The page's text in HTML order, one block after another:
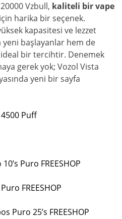
Vzbull, kaliteli bir vape
harika bir seçenek.
kapasitesi ve lezzet
başlayanlar hem de
ideal bir tercihtir. Denemek
gerek yok; Vozol Vista
yeni bir sayfa
Puff
Puro FREESHOP
FREESHOP
Puro 25’s FREESHOP